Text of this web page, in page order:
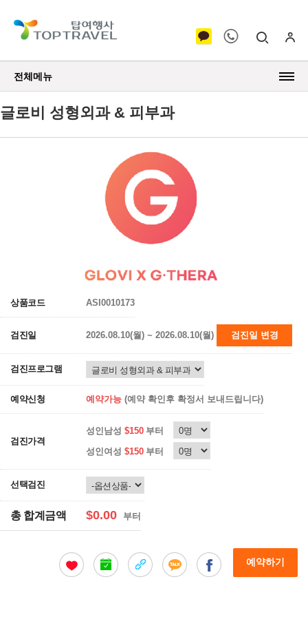
전체메뉴
글로비 성형외과 & 피부과
상품코드 ASI0010173
검진일 2026.08.10(월) ~ 2026.08.10(월) 검진일 변경
검진프로그램
예약신청 예약가능 (예약 확인후 확정서 보내드립니다)
검진가격
성인남성 $150 부터
성인여성 $150 부터
선택검진
총 합계금액 $0.00 부터
예약하기